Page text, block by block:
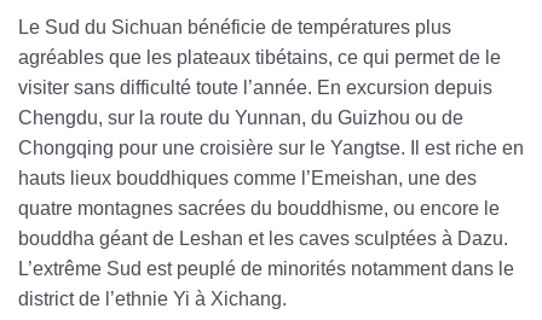
Le Sud du Sichuan bénéficie de températures plus
agréables que les plateaux tibétains, ce qui permet de le
visiter sans difficulté toute l’année. En excursion depuis
Chengdu, sur la route du Yunnan, du Guizhou ou de
Chongqing pour une croisière sur le Yangtse. Il est riche en
hauts lieux bouddhiques comme l’Emeishan, une des
quatre montagnes sacrées du bouddhisme, ou encore le
bouddha géant de Leshan et les caves sculptées à Dazu.
L’extrême Sud est peuplé de minorités notamment dans le
district de l’ethnie Yi à Xichang.